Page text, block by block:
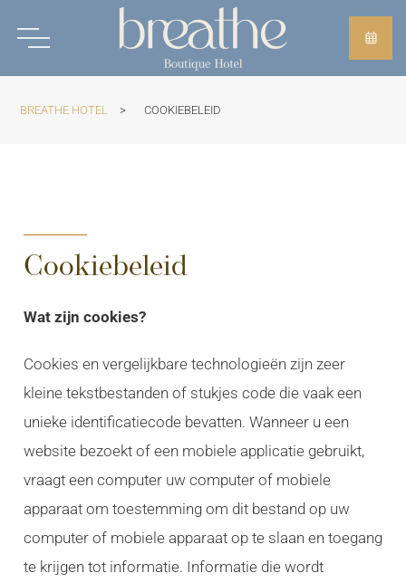
BREATHE HOTEL > COOKIEBELEID
Cookiebeleid
Wat zijn cookies?
Cookies en vergelijkbare technologieën zijn zeer
kleine tekstbestanden of stukjes code die vaak een
unieke identificatiecode bevatten. Wanneer u een
website bezoekt of een mobiele applicatie gebruikt,
vraagt een computer uw computer of mobiele
apparaat om toestemming om dit bestand op uw
computer of mobiele apparaat op te slaan en toegang
te krijgen tot informatie. Informatie die wordt